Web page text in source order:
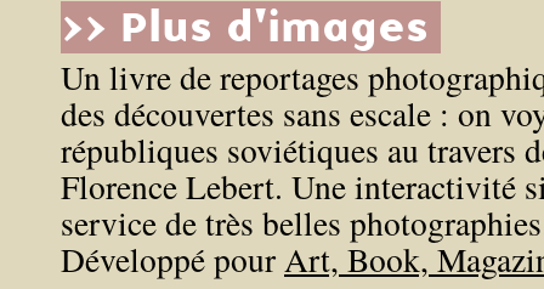
>> Plus d'images
Un livre de reportages
des découvertes sans escale : on
républiques soviétiques au travers
Florence Lebert. Une interactivité
service de très belles
Développé pourArt, Book,